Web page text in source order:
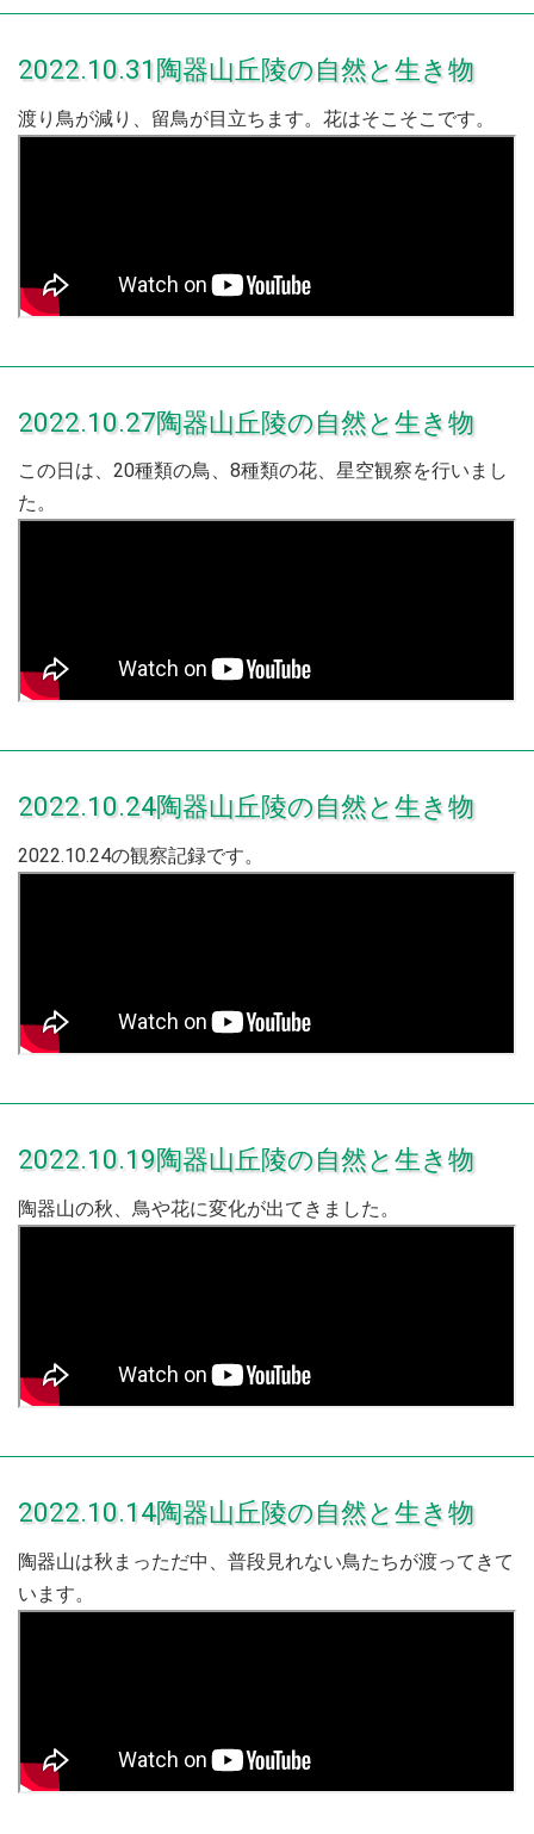
2022.10.31陶器山丘陵の自然と生き物
渡り鳥が減り、留鳥が目立ちます。花はそこそこです。
2022.10.27陶器山丘陵の自然と生き物
この日は、20種類の鳥、8種類の花、星空観察を行いまし
た。
2022.10.24陶器山丘陵の自然と生き物
2022.10.24の観察記録です。
2022.10.19陶器山丘陵の自然と生き物
陶器山の秋、鳥や花に変化が出てきました。
2022.10.14陶器山丘陵の自然と生き物
陶器山は秋まっただ中、普段見れない鳥たちが渡ってきて
います。